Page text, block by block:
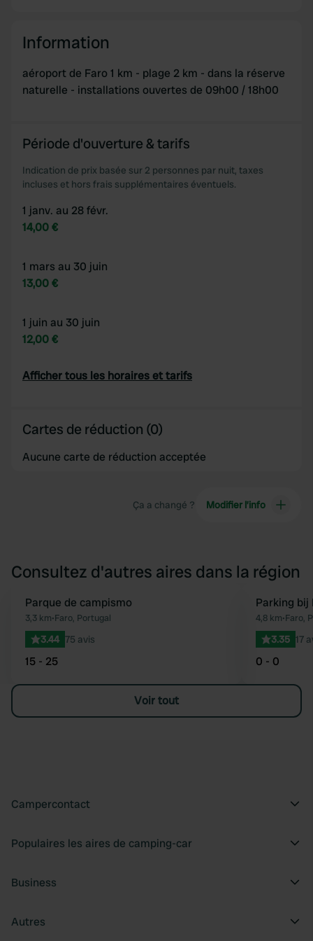
Information
aéroport de Faro 1 km - plage 2 km - dans la réserve
naturelle - installations ouvertes de 09h00 / 18h00
Période d'ouverture & tarifs
Indication de prix basée sur 2 personnes par nuit, taxes
incluses et hors frais supplémentaires éventuels.
1 janv. au 28 févr.
14,00 €
1 mars au 30 juin
13,00 €
1 juin au 30 juin
12,00 €
Afficher tous les horaires et tarifs
Cartes de réduction (0)
Aucune carte de réduction acceptée
Ça a changé ? Modifier l’info
Consultez d'autres aires dans la région
Préféré
Parque de campismo
3,3 km•Faro, Portugal
3.44 75 avis
15 - 25
Parking bij
4,8 km•Faro,
3.35 17
0 - 0
Voir tout
Campercontact
Populaires les aires de camping-car
Business
Autres